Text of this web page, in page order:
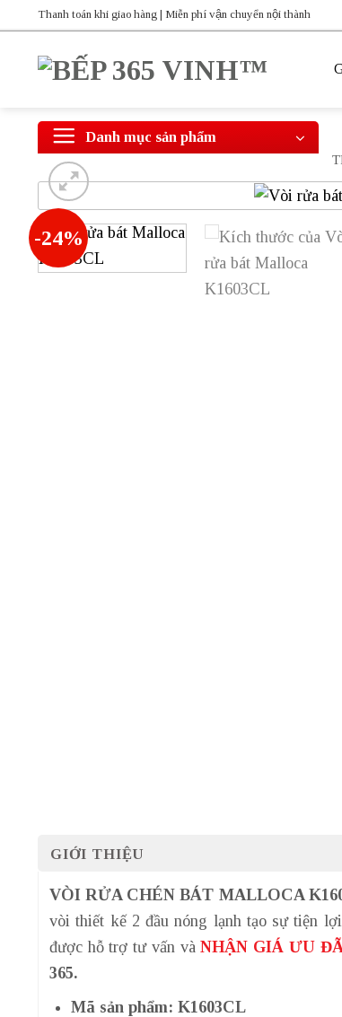
Thanh toán khi giao hàng | Miễn phí vận chuyển nội thành
Danh mục sản phẩm
-24%
GIỚI THIỆU
VÒI RỬA CHÉN BÁT MALLOCA
vòi thiết kế 2 đầu nóng lạnh tạo sự tiện
được hỗ trợ tư vấn vàNHẬN GIÁ ƯU
365.
Mã sản phẩm: K1603CL